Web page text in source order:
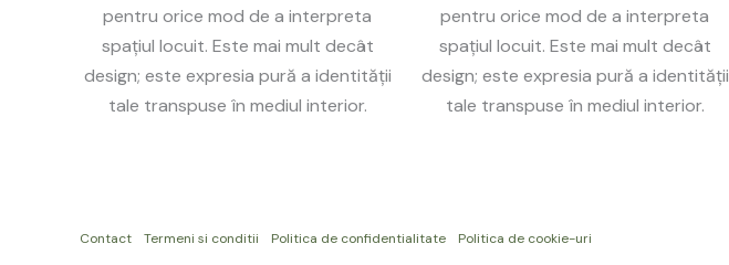
pentru orice mod de a interpreta
spațiul locuit. Este mai mult decât
design; este expresia pură a identității
tale transpuse în mediul interior.
pentru orice mod de a interpreta
spațiul locuit. Este mai mult decât
design; este expresia pură a identității
tale transpuse în mediul interior.
Contact Termeni si conditii Politica de confidentialitate Politica de cookie-uri